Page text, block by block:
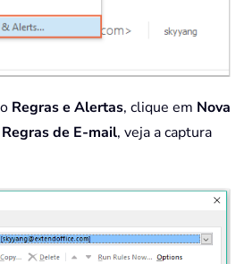
Regras e Alertas, clique em Nova
Regras de E-mail, veja a captura